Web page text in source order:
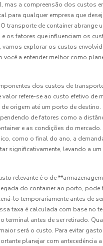
mas a compreensão dos custos
para qualquer empresa que
transporte de container abrange
e os fatores que influenciam os
vamos explorar os custos
você a entender melhor como
dos custos de
valor refere-se ao custo efetivo de
origem até um porto de destino.
de fatores como a
e as condições do mercado.
como o final do ano, a
significativamente, levando a
relevante é o de
do container ao porto, pode
lo temporariamente antes de
taxa é calculada com base no
terminal antes de ser retirado.
será o custo. Para evitar
planejar com antecedência